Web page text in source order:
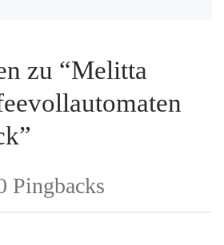
zu “Melitta
Pingbacks